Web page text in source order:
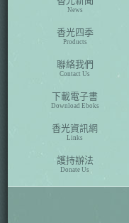
News
香光四季
Products
聯絡我們
Contact Us
下載電子書
Download Eboks
香光資訊網
Links
護持辦法
Donate Us